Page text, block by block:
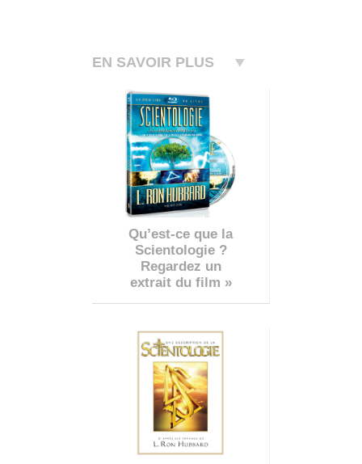
EN SAVOIR PLUS
Qu’est-ce que la
Scientologie ?
Regardez un
extrait du film »